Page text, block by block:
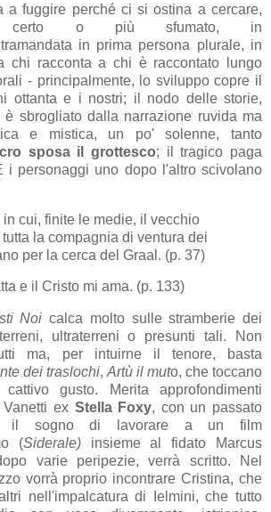
a fuggire perché ci si ostina a cercare,
certo o più sfumato, in
tramandata in prima persona plurale, in
chi racconta a chi è raccontato lungo
- principalmente, lo sviluppo copre il
ottanta e i nostri; il nodo delle storie,
è sbrogliato dalla narrazione ruvida ma
e mistica, un po' solenne, tanto
sposa il grottesco; il tragico paga
i personaggi uno dopo l'altro scivolano
in cui, finite le medie, il vecchio
tutta la compagnia di ventura dei
per la cerca del Graal. (p. 37)
e il Cristo mi ama. (p. 133)
Noi calca molto sulle stramberie dei
ultraterreni o presunti tali. Non
ma, per intuirne il tenore, basta
dei traslochi, Artù il muto, che toccano
gusto. Merita approfondimenti
ex Stella Foxy, con un passato
il sogno di lavorare a un film
(Siderale)insieme al fidato Marcus
varie peripezie, verrà scritto. Nel
vorrà proprio incontrare Cristina, che
nell'impalcatura di Ielmini, che tutto